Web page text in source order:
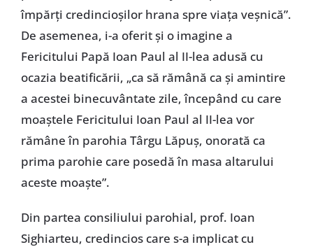
împărţi credincioşilor hrana spre viaţa veşnică”.
De asemenea, i-a oferit şi o imagine a
Fericitului Papă Ioan Paul al II-lea adusă cu
ocazia beatificării, „ca să rămână ca şi amintire
a acestei binecuvântate zile, începând cu care
moaştele Fericitului Ioan Paul al II-lea vor
rămâne în parohia Târgu Lăpuş, onorată ca
prima parohie care posedă în masa altarului
aceste moaşte”.
Din partea consiliului parohial, prof. Ioan
Sighiarteu, credincios care s-a implicat cu